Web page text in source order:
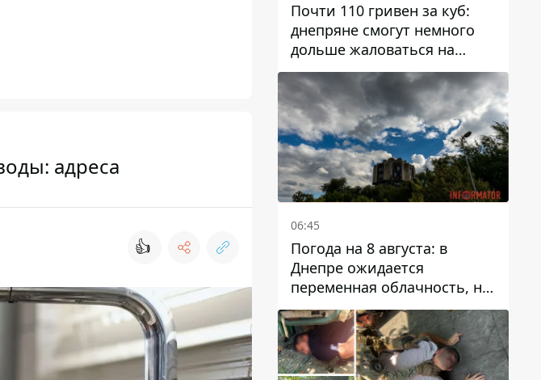
адреса
👍
Почти 110 гривен за куб:
днепряне смогут немного
дольше жаловаться на
запланированные тарифы
на воду на 2027 год
06:45
Погода на 8 августа: в
Днепре ожидается
переменная облачность, но
может пойти дождь